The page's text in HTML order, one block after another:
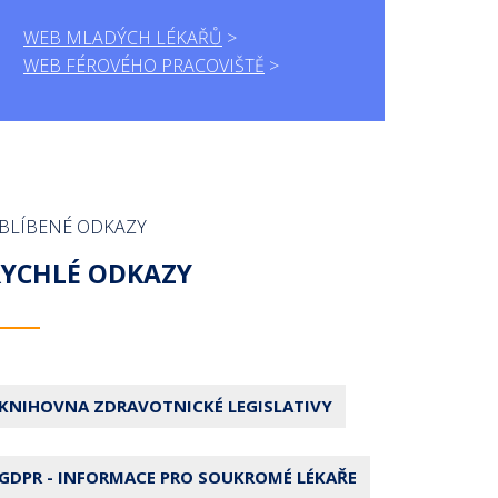
WEB MLADÝCH LÉKAŘŮ
WEB FÉROVÉHO PRACOVIŠTĚ
ODKAZY
ODKAZY
ZDRAVOTNICKÉ LEGISLATIVY
- INFORMACE PRO SOUKROMÉ LÉKAŘE